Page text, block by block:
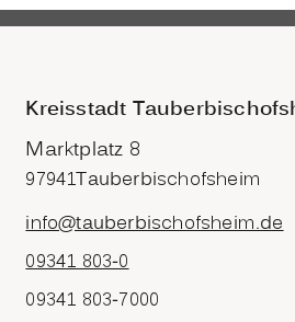
Kreisstadt
Marktplatz 8
97941Tauberbischofsheim
info@tauberbischofsheim.de
09341 803-0
09341 803-7000